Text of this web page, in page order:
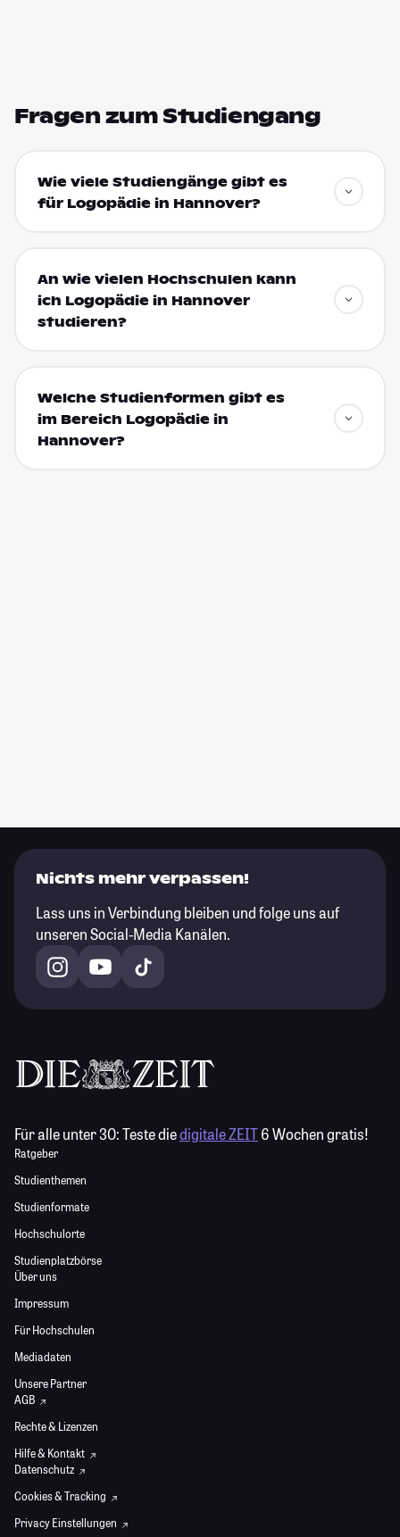
Fragen zum Studiengang
Wie viele Studiengänge gibt es
für Logopädie in Hannover?
An wie vielen Hochschulen kann
ich Logopädie in Hannover
studieren?
Welche Studienformen gibt es
im Bereich Logopädie in
Hannover?
Nichts mehr verpassen!
Lass uns in Verbindung bleiben und folge uns auf
unseren Social-Media Kanälen.
Für alle unter 30:Teste diedigitale ZEIT6 Wochen gratis!
Ratgeber
Studienthemen
Studienformate
Hochschulorte
Studienplatzbörse
Über uns
Impressum
Für Hochschulen
Mediadaten
Unsere Partner
AGB
Rechte & Lizenzen
Hilfe & Kontakt
Datenschutz
Cookies & Tracking
Privacy Einstellungen